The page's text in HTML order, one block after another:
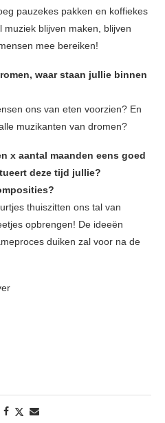
pauzekes pakken en koffiekes
blijven maken, blijven
mee bereiken!
waar staan jullie binnen
ons van eten voorzien? En
muzikanten van dromen?
x aantal maanden eens goed
deze tijd jullie?
thuiszitten ons tal van
opbrengen! De ideeën
duiken zal voor na de